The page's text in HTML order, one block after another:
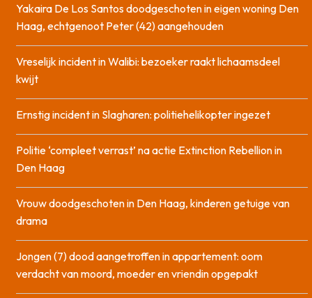
Yakaira De Los Santos doodgeschoten in eigen woning Den
Haag, echtgenoot Peter (42) aangehouden
Vreselijk incident in Walibi: bezoeker raakt lichaamsdeel
kwijt
Ernstig incident in Slagharen: politiehelikopter ingezet
Politie ‘compleet verrast’ na actie Extinction Rebellion in
Den Haag
Vrouw doodgeschoten in Den Haag, kinderen getuige van
drama
Jongen (7) dood aangetroffen in appartement: oom
verdacht van moord, moeder en vriendin opgepakt